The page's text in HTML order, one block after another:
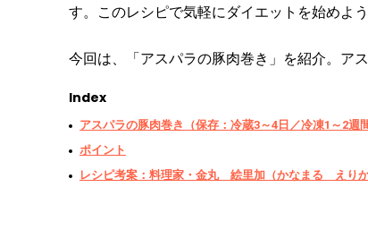
す。このレシピで気軽にダイエットを始めよう
今回は、「アスパラの豚肉巻き」を紹介。ア
Index
アスパラの豚肉巻き（保存：冷蔵3～4日／冷凍1～2週間
ポイント
レシピ考案：料理家・金丸 絵里加（かなまる えりか